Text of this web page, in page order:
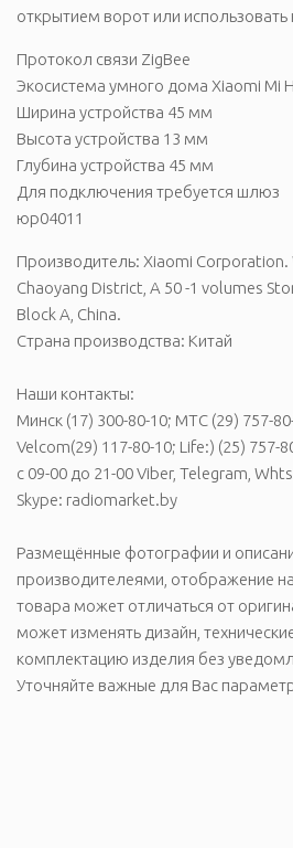
И ПИКНИКА
и аксессуары
комплексы и качели
грили
коконы
зонты и аксессуары
открытием ворот или использовать
Протокол связи ZigBee
Экосистема умного дома Xiaomi Mi
Ширина устройства 45 мм
Высота устройства 13 мм
Глубина устройства 45 мм
Для подключения требуется шлюз
юр04011
Производитель: Xiaomi Corporation.
Chaoyang District, A 50 -1 volumes
Block A, China.
Страна производства: Китай
Наши контакты:
Минск (17) 300-80-10; MTC (29) 757-
Velcom(29) 117-80-10; Life:) (25) 757-
с 09-00 до 21-00 Viber, Telegram,
Skype: radiomarket.by
Размещённые фотографии и
производителеями, отображение
товара может отличаться от
может изменять дизайн,
комплектацию изделия без
Уточняйте важные для Вас